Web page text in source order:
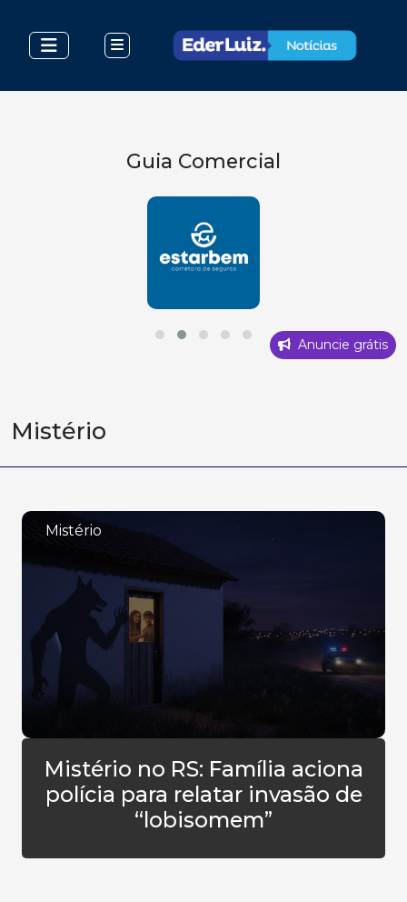
Guia Comercial
Anuncie grátis
Mistério
Mistério
Mistério no RS: Família aciona
polícia para relatar invasão de
“lobisomem”